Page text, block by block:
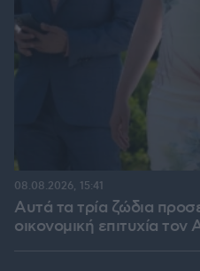
Αυτά τα τρία ζώδια
οικονομική επιτυχία
08.08.2026, 15:41